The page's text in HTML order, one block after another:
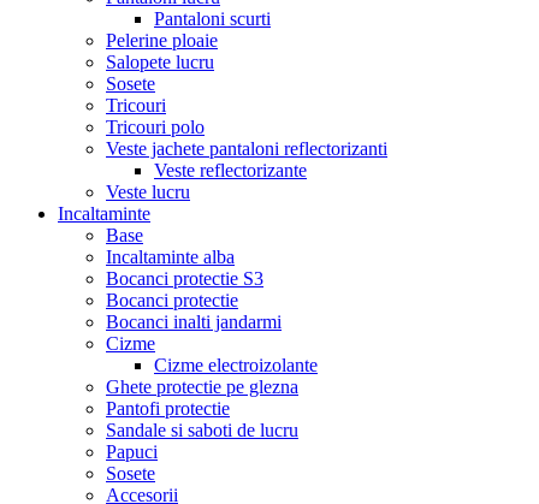
Pantaloni scurti
Pelerine ploaie
Salopete lucru
Sosete
Tricouri
Tricouri polo
Veste jachete pantaloni reflectorizanti
Veste reflectorizante
Veste lucru
Incaltaminte
Base
Incaltaminte alba
Bocanci protectie S3
Bocanci protectie
Bocanci inalti jandarmi
Cizme
Cizme electroizolante
Ghete protectie pe glezna
Pantofi protectie
Sandale si saboti de lucru
Papuci
Sosete
Accesorii